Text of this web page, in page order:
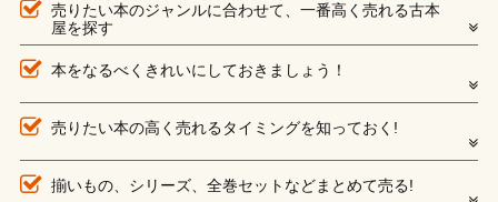
売りたい本のジャンルに合わせて、一番高く売れる古本
屋を探す
本をなるべくきれいにしておきましょう！
売りたい本の高く売れるタイミングを知っておく!
揃いもの、シリーズ、全巻セットなどまとめて売る!